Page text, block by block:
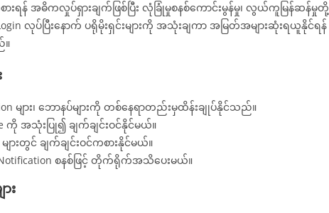
းရန် အဓိကလှုပ်ရှားချက်ဖြစ်ပြီး လုံခြုံမှုစနစ်ကောင်းမွန်မှု၊ လွယ်ကူမြန်ဆန်မှုတို့
လုပ်ပြီးနောက် ပရိုမိုးရှင်းများကို အသုံးချကာ အမြတ်အများဆုံးရယူနိုင်ရန်
။
များ၊ ဘောနပ်များကို တစ်နေရာတည်းမှထိန်းချုပ်နိုင်သည်။
ကို အသုံးပြု၍ ချက်ချင်းဝင်နိုင်မယ်။
များတွင် ချက်ချင်းဝင်ကစားနိုင်မယ်။
စနစ်ဖြင့် တိုက်ရိုက်အသိပေးမယ်။
း